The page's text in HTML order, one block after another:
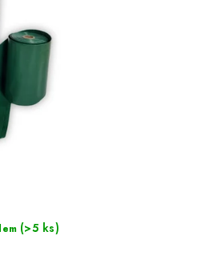
(>5 ks)